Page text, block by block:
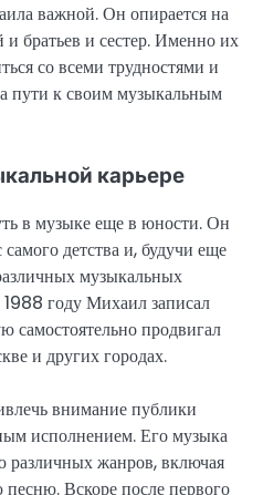
важной. Он опирается на
братьев и сестер. Именно их
со всеми трудностями и
пути к своим музыкальным
карьере
в музыке еще в юности. Он
детства и, будучи еще
музыкальных
году Михаил записал
самостоятельно продвигал
и других городах.
внимание публики
исполнением. Его музыка
различных жанров, включая
Вскоре после первого